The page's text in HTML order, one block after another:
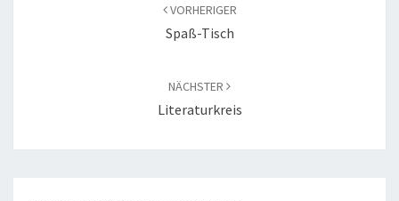
VORHERIGER
Spaß-Tisch
NÄCHSTER
Literaturkreis